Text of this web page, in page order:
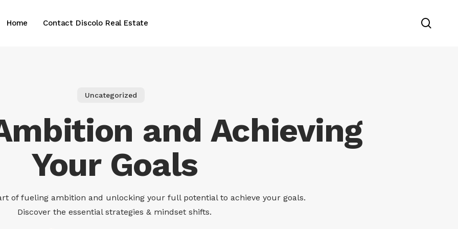
Home Contact Discolo Real Estate
Uncategorized
and Achieving
Your Goals
of fueling ambition and unlocking your full potential to achieve your goals.
Discover the essential strategies & mindset shifts.